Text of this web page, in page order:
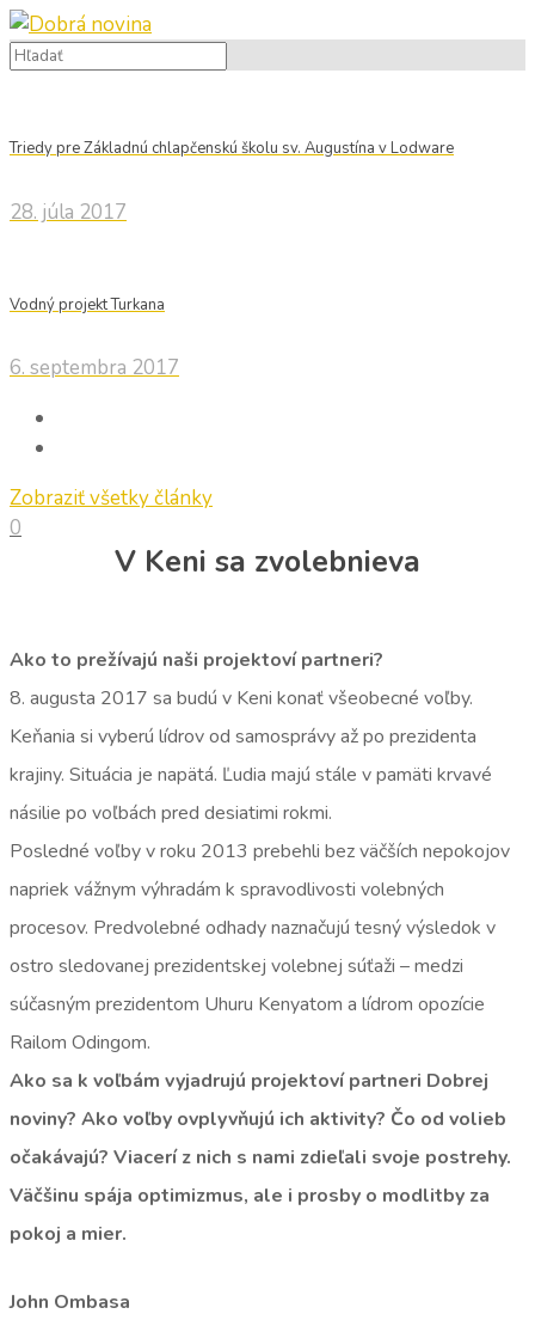
Triedy pre Základnú chlapčenskú školu sv. Augustína v Lodware
28. júla 2017
Vodný projekt Turkana
6. septembra 2017
Zobraziť všetky články
0
V Keni sa zvolebnieva
Ako to prežívajú naši projektoví partneri?
8. augusta 2017 sa budú v Keni konať všeobecné voľby.
Keňania si vyberú lídrov od samosprávy až po prezidenta
krajiny. Situácia je napätá. Ľudia majú stále v pamäti krvavé
násilie po voľbách pred desiatimi rokmi.
Posledné voľby v roku 2013 prebehli bez väčších nepokojov
napriek vážnym výhradám k spravodlivosti volebných
procesov. Predvolebné odhady naznačujú tesný výsledok v
ostro sledovanej prezidentskej volebnej súťaži – medzi
súčasným prezidentom Uhuru Kenyatom a lídrom opozície
Railom Odingom.
Ako sa k voľbám vyjadrujú projektoví partneri Dobrej
noviny? Ako voľby ovplyvňujú ich aktivity? Čo od volieb
očakávajú? Viacerí z nich s nami zdieľali svoje postrehy.
Väčšinu spája optimizmus, ale i prosby o modlitby za
pokoj a mier.
John Ombasa